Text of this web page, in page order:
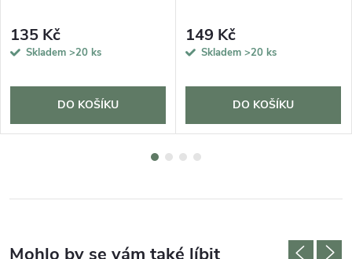
135 Kč
Skladem >20 ks
DO KOŠÍKU
149 Kč
Skladem >20 ks
DO KOŠÍKU